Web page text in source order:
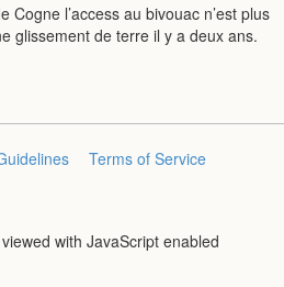
Cogne l’access au bivouac n’est plus
glissement de terre il y a deux ans.
Terms of Service
with JavaScript enabled